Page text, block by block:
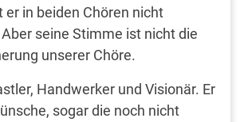
er in beiden Chören nicht
seine Stimme ist nicht die
unserer Chöre.
Handwerker und Visionär. Er
sogar die noch nicht